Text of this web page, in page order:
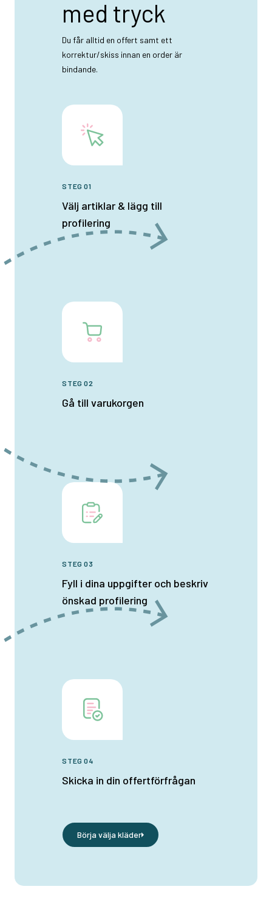
med tryck
Du får alltid en offert samt ett
korrektur/skiss innan en order är
bindande.
STEG 01
Välj artiklar & lägg till
profilering
STEG 02
Gå till varukorgen
STEG 03
Fyll i dina uppgifter och beskriv
önskad profilering
STEG 04
Skicka in din offertförfrågan
Börja välja kläder